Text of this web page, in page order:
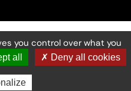
légales
cookies
numérique
Culture ©2026
et du patrimoine
you control over what you
all ✗ Deny all cookies